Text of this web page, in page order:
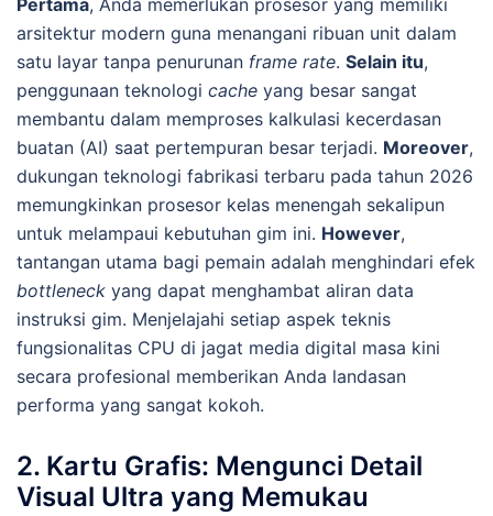
Pertama, Anda memerlukan prosesor yang memiliki
arsitektur modern guna menangani ribuan unit dalam
satu layar tanpa penurunan frame rate. Selain itu,
penggunaan teknologi cache yang besar sangat
membantu dalam memproses kalkulasi kecerdasan
buatan (AI) saat pertempuran besar terjadi. Moreover,
dukungan teknologi fabrikasi terbaru pada tahun 2026
memungkinkan prosesor kelas menengah sekalipun
untuk melampaui kebutuhan gim ini. However,
tantangan utama bagi pemain adalah menghindari efek
bottleneck yang dapat menghambat aliran data
instruksi gim. Menjelajahi setiap aspek teknis
fungsionalitas CPU di jagat media digital masa kini
secara profesional memberikan Anda landasan
performa yang sangat kokoh.
2. Kartu Grafis: Mengunci Detail
Visual Ultra yang Memukau